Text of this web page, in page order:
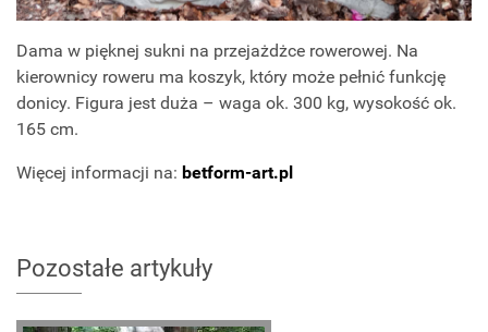
Dama w pięknej sukni na przejażdżce rowerowej. Na
kierownicy roweru ma koszyk, który może pełnić funkcję
donicy. Figura jest duża – waga ok. 300 kg, wysokość ok.
165 cm.
Więcej informacji na: betform-art.pl
Pozostałe artykuły